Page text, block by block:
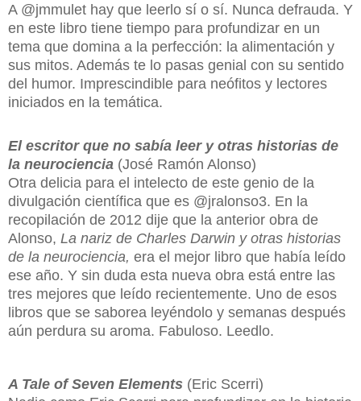
A @jmmulet hay que leerlo sí o sí. Nunca defrauda. Y
en este libro tiene tiempo para profundizar en un
tema que domina a la perfección: la alimentación y
sus mitos. Además te lo pasas genial con su sentido
del humor. Imprescindible para neófitos y lectores
iniciados en la temática.
El escritor que no sabía leer y otras historias de
la neurociencia (José Ramón Alonso)
Otra delicia para el intelecto de este genio de la
divulgación científica que es @jralonso3. En la
recopilación de 2012 dije que la anterior obra de
Alonso, La nariz de Charles Darwin y otras historias
de la neurociencia, era el mejor libro que había leído
ese año. Y sin duda esta nueva obra está entre las
tres mejores que leído recientemente. Uno de esos
libros que se saborea leyéndolo y semanas después
aún perdura su aroma. Fabuloso. Leedlo.
A Tale of Seven Elements (Eric Scerri)